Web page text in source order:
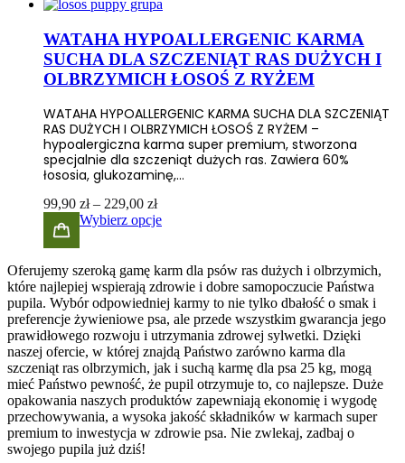
do
389,00 zł
WATAHA HYPOALLERGENIC KARMA
SUCHA DLA SZCZENIĄT RAS DUŻYCH I
OLBRZYMICH ŁOSOŚ Z RYŻEM
WATAHA HYPOALLERGENIC KARMA SUCHA DLA SZCZENIĄT
RAS DUŻYCH I OLBRZYMICH ŁOSOŚ Z RYŻEM –
hypoalergiczna karma super premium, stworzona
specjalnie dla szczeniąt dużych ras. Zawiera 60%
łososia, glukozaminę,…
99,90 zł – 229,00 złZakres
cen:
do
229,00 zł
Wybierz opcje
Oferujemy szeroką gamę karm dla psów ras dużych i olbrzymich,
które najlepiej wspierają zdrowie i dobre samopoczucie Państwa
pupila. Wybór odpowiedniej karmy to nie tylko dbałość o smak i
preferencje żywieniowe psa, ale przede wszystkim gwarancja jego
prawidłowego rozwoju i utrzymania zdrowej sylwetki. Dzięki
naszej ofercie, w której znajdą Państwo zarówno karma dla
szczeniąt ras olbrzymich, jak i suchą karmę dla psa 25 kg, mogą
mieć Państwo pewność, że pupil otrzymuje to, co najlepsze. Duże
opakowania naszych produktów zapewniają ekonomię i wygodę
przechowywania, a wysoka jakość składników w karmach super
premium to inwestycja w zdrowie psa. Nie zwlekaj, zadbaj o
swojego pupila już dziś!